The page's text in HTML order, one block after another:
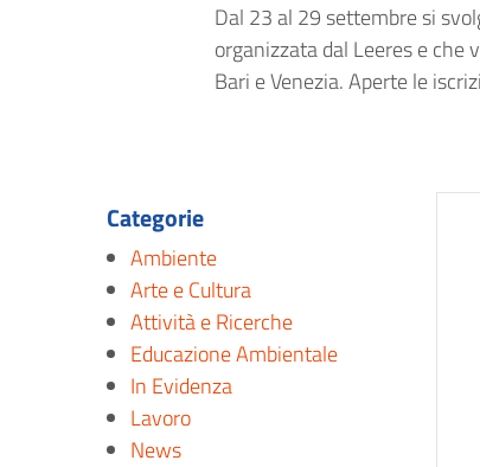
Dal 23 al 29 settembre si
organizzata dal Leeres e
Bari e Venezia. Aperte le
Categorie
Ambiente
Arte e Cultura
Attività e Ricerche
Educazione Ambientale
In Evidenza
Lavoro
News